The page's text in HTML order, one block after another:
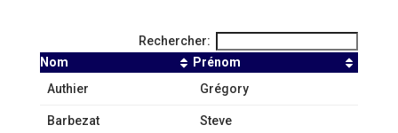
Rechercher:
Nom
Prénom
Authier
Grégory
Barbezat Steve